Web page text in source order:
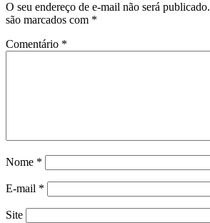
O seu endereço de e-mail não será publicado.
são marcados com *
Comentário *
Nome *
E-mail *
Site